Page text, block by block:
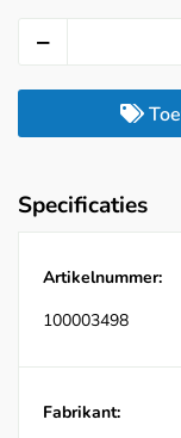
Specificaties
Artikelnummer:
100003498
Fabrikant: